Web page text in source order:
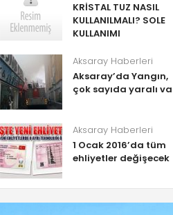
KRİSTAL TUZ NASIL
KULLANILMALI? SOLE
KULLANIMI
Aksaray Haberleri
Aksaray’da Yangın,
çok sayıda yaralı
Aksaray Haberleri
1 Ocak 2016’da tüm
ehliyetler değişecek